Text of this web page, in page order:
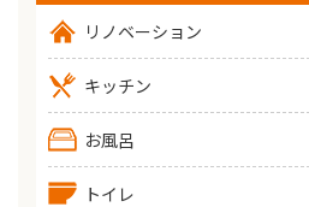
リノベーション
キッチン
お風呂
トイレ